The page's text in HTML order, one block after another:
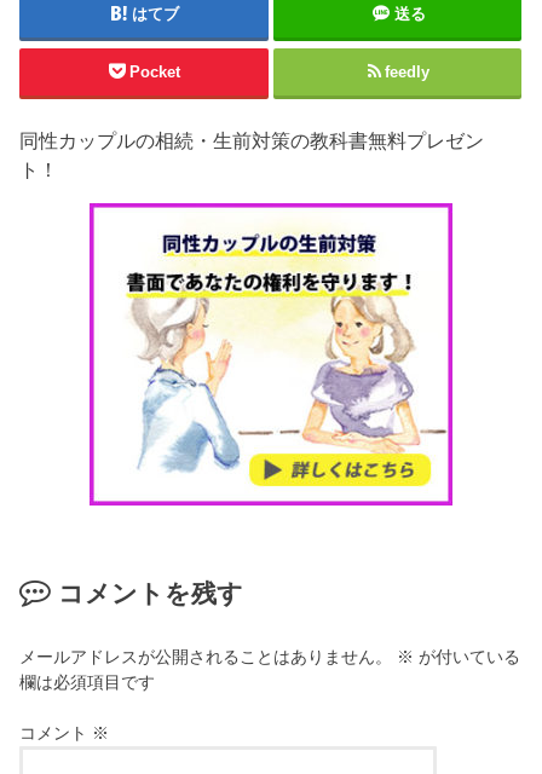
はてブ 送る
Pocket feedly
同性カップルの相続・生前対策の教科書無料プレゼン
ト！
コメントを残す
メールアドレスが公開されることはありません。 ※ が付いている
欄は必須項目です
コメント ※